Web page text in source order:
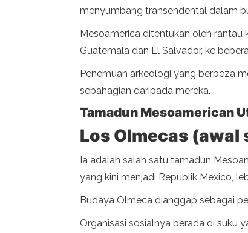
menyumbang transendental dalam
Mesoamerica ditentukan oleh rantau
Guatemala dan El Salvador, ke
Penemuan arkeologi yang berbeza
sebahagian daripada mereka.
Tamadun Mesoamerican
Los Olmecas
Ia adalah salah satu tamadun
yang kini menjadi Republik Mexico,
Budaya Olmeca dianggap sebagai
Organisasi sosialnya berada di suku